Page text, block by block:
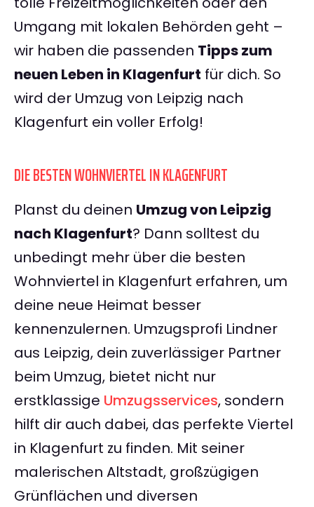
Umgang mit lokalen Behörden geht –
wir haben die passenden Tipps zum
neuen Leben in Klagenfurt für dich. So
wird der Umzug von Leipzig nach
Klagenfurt ein voller Erfolg!
DIE BESTEN WOHNVIERTEL IN KLAGENFURT
Planst du deinen Umzug von Leipzig
nach Klagenfurt? Dann solltest du
unbedingt mehr über die besten
Wohnviertel in Klagenfurt erfahren, um
deine neue Heimat besser
kennenzulernen. Umzugsprofi Lindner
aus Leipzig, dein zuverlässiger Partner
beim Umzug, bietet nicht nur
erstklassige Umzugsservices, sondern
hilft dir auch dabei, das perfekte Viertel
in Klagenfurt zu finden. Mit seiner
malerischen Altstadt, großzügigen
Grünflächen und diversen